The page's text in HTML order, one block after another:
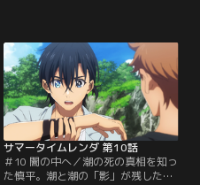
夏祭りからループしてきていた。突
然の出来事に驚く慎平は状況を整理
しようとするが、突如予定外に澪の
「影」の襲撃に遭う。潮の助けで絶
命を免れた慎平だが、代わりに潮が
腕を切り裂かれてしまう。【提供：
バンダイチャンネル】
サマータイムレンダ 第10話
＃10 闇の中へ／潮の死の真相を知っ
た慎平。潮と潮の「影」が残した動